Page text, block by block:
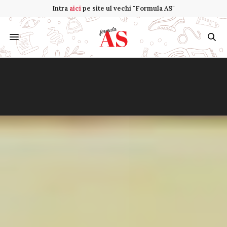
Intra aicipe site ul vechi "Formula AS"